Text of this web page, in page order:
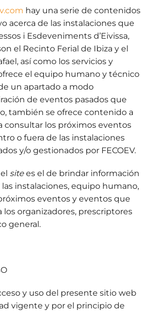
hay una serie de contenidos
acerca de las instalaciones que
i Esdeveniments d’Eivissa,
el Recinto Ferial de Ibiza y el
así como los servicios y
el equipo humano y técnico
un apartado a modo
de eventos pasados que
también se ofrece contenido a
consultar los próximos eventos
o fuera de las instalaciones
y/o gestionados por FECOEV.
site es el de brindar información
instalaciones, equipo humano,
eventos y eventos que
los organizadores, prescriptores
general.
y uso del presente sitio web
vigente y por el principio de